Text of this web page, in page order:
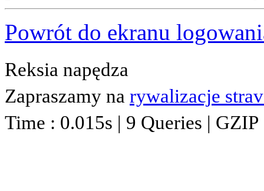
Powrót do ekranu
Reksia napędza
Zapraszamy na rywalizacje
Time : 0.015s | 9 Queries |